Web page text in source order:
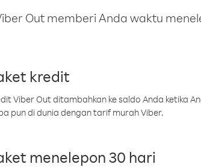
Out memberi Anda waktu
kredit
Viber Out ditambahkan ke saldo Anda ketika
pun di dunia dengan tarif murah Viber.
menelepon 30 hari